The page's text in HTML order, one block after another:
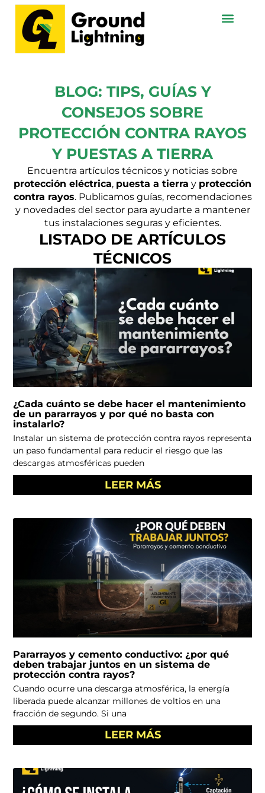
contenido
BLOG: TIPS, GUÍAS Y
CONSEJOS SOBRE
PROTECCIÓN CONTRA RAYOS
Y PUESTAS A TIERRA
Encuentra artículos técnicos y noticias sobre
protección eléctrica, puesta a tierra y protección
contra rayos. Publicamos guías, recomendaciones
y novedades del sector para ayudarte a mantener
tus instalaciones seguras y eficientes.
LISTADO DE ARTÍCULOS
TÉCNICOS
¿Cada cuánto se debe hacer el mantenimiento
de un pararrayos y por qué no basta con
instalarlo?
Instalar un sistema de protección contra rayos representa
un paso fundamental para reducir el riesgo que las
descargas atmosféricas pueden
LEER MÁS
Pararrayos y cemento conductivo: ¿por qué
deben trabajar juntos en un sistema de
protección contra rayos?
Cuando ocurre una descarga atmosférica, la energía
liberada puede alcanzar millones de voltios en una
fracción de segundo. Si una
LEER MÁS
P
a
g
e
P
a
e
g
e
g
e
g
e